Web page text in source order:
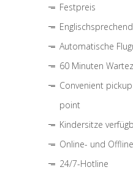
Festpreis
Automatische
60 Minuten
Convenient
point
Kindersitze
Online- und
24/7-Hotline